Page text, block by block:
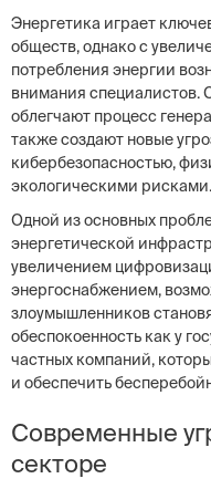
Энергетика играет
обществ, однако с
потребления энергии
внимания специалистов.
облегчают процесс
также создают новые
кибербезопасностью,
экологическими рисками.
Одной из основных
энергетической
увеличением
энергоснабжением,
злоумышленников
обеспокоенность как у
частных компаний,
и обеспечить
Современные
секторе